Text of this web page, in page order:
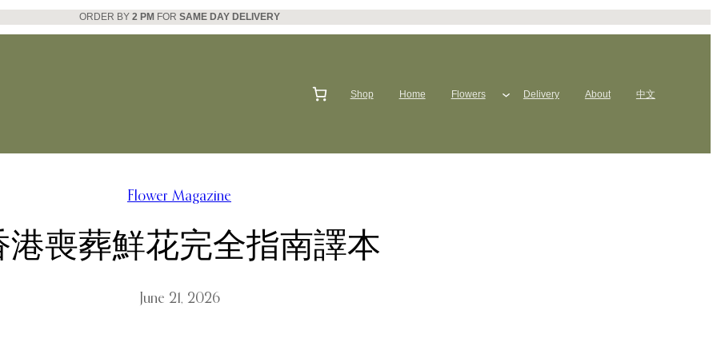
ORDER BY 2 PM FOR SAME DAY DELIVERY
Shop Home Flowers Delivery About 中文
Flower Magazine
港喪葬鮮花完全指南譯本
June 21, 2026